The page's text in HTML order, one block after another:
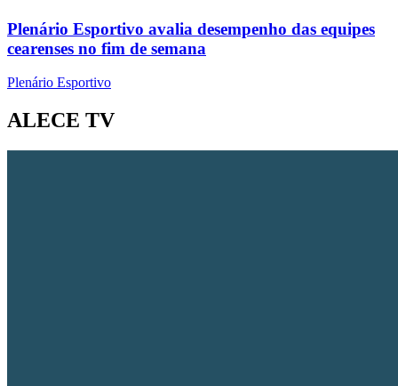
Plenário Esportivo avalia desempenho das equipes
cearenses no fim de semana
Plenário Esportivo
ALECE TV